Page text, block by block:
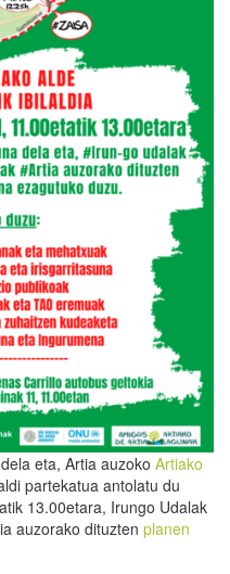
eta, Artia auzoko Artiako
partekatua antolatu du
13.00etara, Irungo Udalak
auzorako dituzten planen